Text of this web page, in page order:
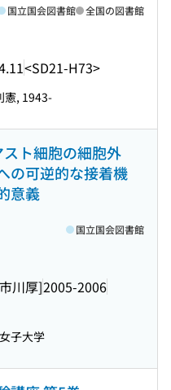
<SD21-H73>
国立国会図書館 全国の図書館
憲, 1943-
ト細胞の細胞外
の可逆的な接着機
意義
川厚]2005-2006
国立国会図書館
子大学